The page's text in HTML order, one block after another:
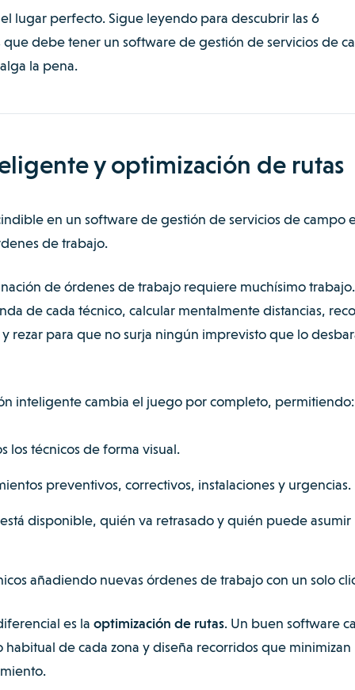
lugar perfecto. Sigue leyendo para descubrir las 6
debe tener un software de gestión de servicios de
la pena.
y optimización de rutas
en un software de gestión de servicios de campo
de trabajo.
de órdenes de trabajo requiere muchísimo
de cada técnico, calcular mentalmente distancias,
rezar para que no surja ningún imprevisto que lo
inteligente cambia el juego por completo, permitiendo:
los técnicos de forma visual.
preventivos, correctivos, instalaciones y urgencias.
disponible, quién va retrasado y quién puede asumir
añadiendo nuevas órdenes de trabajo con un solo
es la optimización de rutas. Un buen software
habitual de cada zona y diseña recorridos que minimizan